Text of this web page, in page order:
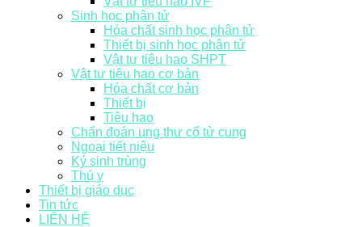
Sinh học phân tử
Hóa chất sinh học phân tử
Thiết bị sinh học phân tử
Vật tư tiêu hao SHPT
Vật tư tiêu hao cơ bản
Hóa chất cơ bản
Thiết bị
Tiêu hao
Chẩn đoán ung thư cổ tử cung
Ngoại tiết niệu
Ký sinh trùng
Thú y
Thiết bị giáo dục
Tin tức
LIÊN HỆ